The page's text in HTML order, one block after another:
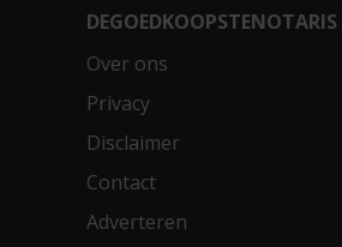
DEGOEDKOOPSTENOTARIS
Over ons
Privacy
Disclaimer
Contact
Adverteren